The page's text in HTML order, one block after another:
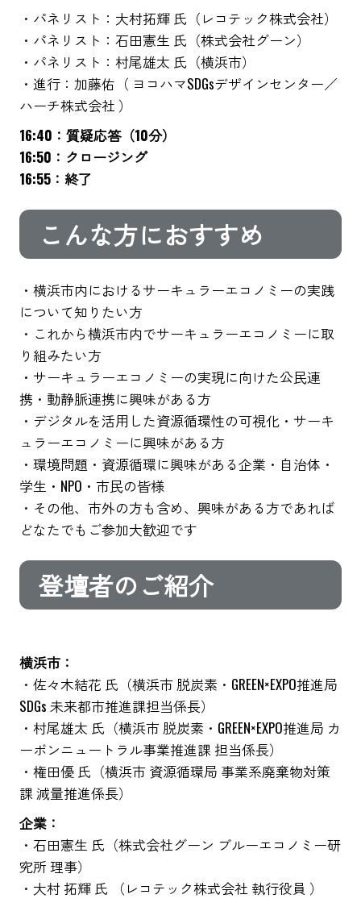
・パネリスト：大村拓輝 氏（レコテック株式会社）
・パネリスト：石田憲生 氏（株式会社グーン）
・パネリスト：村尾雄太 氏（横浜市）
・進行：加藤佑（ ヨコハマSDGsデザインセンター／
ハーチ株式会社 ）
16:40：質疑応答（10分）
16:50：クロージング
16:55：終了
こんな方におすすめ
・横浜市内におけるサーキュラーエコノミーの実践
について知りたい方
・これから横浜市内でサーキュラーエコノミーに取
り組みたい方
・サーキュラーエコノミーの実現に向けた公民連
携・動静脈連携に興味がある方
・デジタルを活用した資源循環性の可視化・サーキ
ュラーエコノミーに興味がある方
・環境問題・資源循環に興味がある企業・自治体・
学生・NPO・市民の皆様
・その他、市外の方も含め、興味がある方であれば
どなたでもご参加大歓迎です
登壇者のご紹介
横浜市：
・佐々木結花 氏（横浜市 脱炭素・GREEN×EXPO推進局
SDGs 未来都市推進課担当係長）
・村尾雄太 氏（横浜市 脱炭素・GREEN×EXPO推進局 カ
ーボンニュートラル事業推進課 担当係長）
・権田優 氏（横浜市 資源循環局 事業系廃棄物対策
課 減量推進係長）
企業：
・石田憲生 氏（株式会社グーン ブルーエコノミー研
究所 理事）
・大村 拓輝 氏 （レコテック株式会社 執行役員 ）